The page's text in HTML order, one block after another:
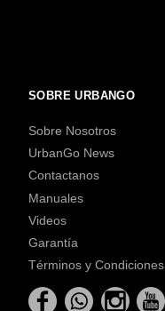
SOBRE URBANGO
Sobre Nosotros
UrbanGo News
Contactanos
Manuales
Videos
Garantía
Términos y Condiciones